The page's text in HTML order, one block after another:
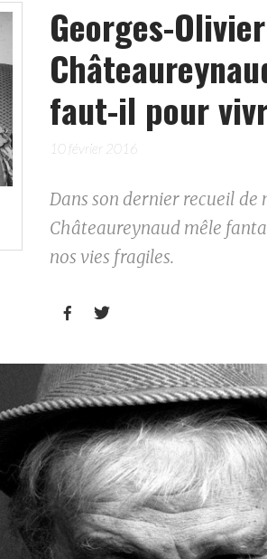
Georges-Olivier
faut-il pour
10 février 2016
Dans son dernier recueil de
Châteaureynaud mêle
nos vies fragiles.
 